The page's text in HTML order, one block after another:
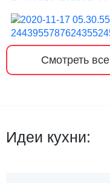
Смотреть все
Идеи кухни: